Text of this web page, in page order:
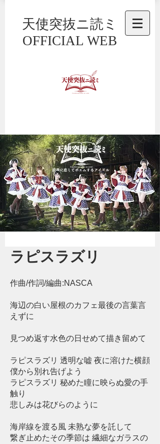
天使突抜ニ読ミ
OFFICIAL WEB
ラピスラズリ
作曲/作詞/編曲:NASCA
海辺の白い屋根のカフェ最後の言葉言
えずに
見つめ返す水色の日せめて描き留めて
ラピスラズリ 透明な嘘 夜に溶けた横顔
僕から別れ告げよう
ラピスラズリ 秘めた瞳に映らぬ愛の手
触り
悲しみは花びらのように
海岸線を渡る風 未熟な夢を託して
繋ぎ止めたその季節は 繊細なガラスの